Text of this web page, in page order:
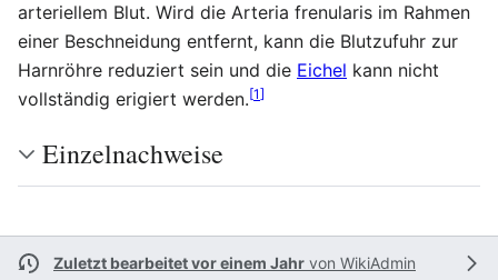
arteriellem Blut. Wird die Arteria frenularis im Rahmen
einer Beschneidung entfernt, kann die Blutzufuhr zur
Harnröhre reduziert sein und die Eichel kann nicht
vollständig erigiert werden.[1]
Einzelnachweise
Zuletzt bearbeitet vor einem Jahr von WikiAdmin